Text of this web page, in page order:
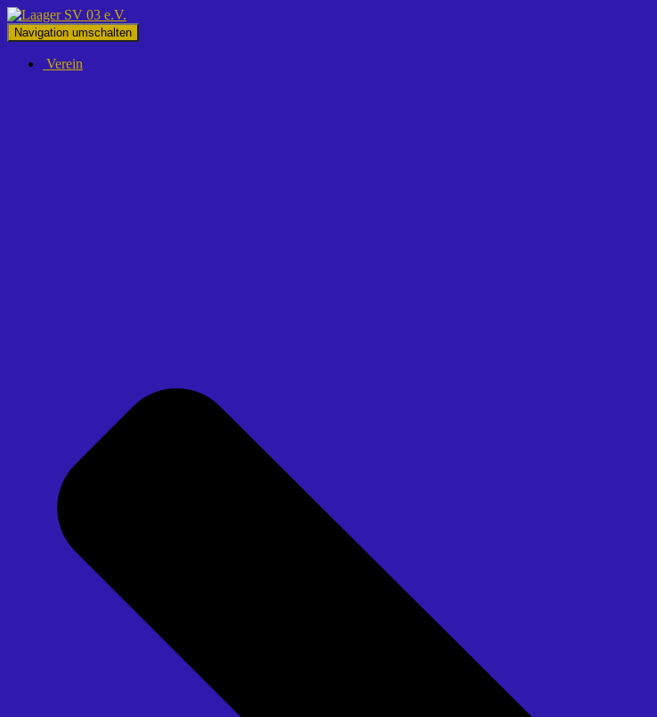
Navigation umschalten
Verein